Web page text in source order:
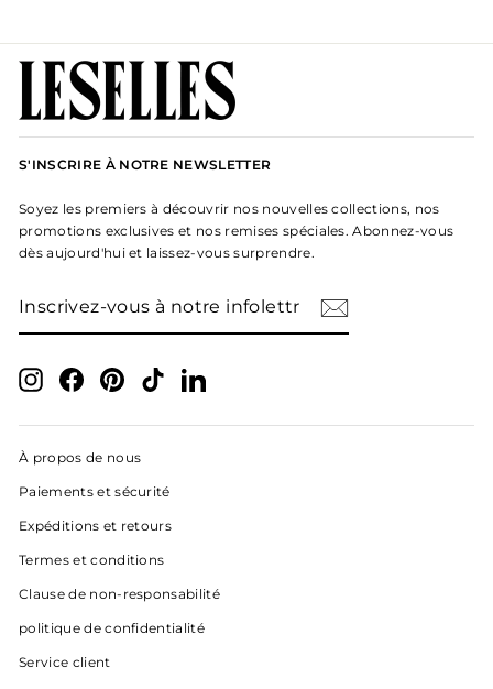
S'INSCRIRE À NOTRE NEWSLETTER
Soyez les premiers à découvrir nos nouvelles collections, nos
promotions exclusives et nos remises spéciales. Abonnez-vous
dès aujourd'hui et laissez-vous surprendre.
VOUS
InstagramFacebookPinterestTikTokLinkedIn
À propos de nous
Paiements et sécurité
Expéditions et retours
Termes et conditions
Clause de non-responsabilité
politique de confidentialité
Service client